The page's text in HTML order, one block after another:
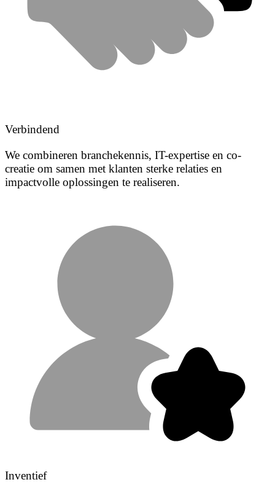
Verbindend
We combineren branchekennis, IT-expertise en co-
creatie om samen met klanten sterke relaties en
impactvolle oplossingen te realiseren.
Inventief